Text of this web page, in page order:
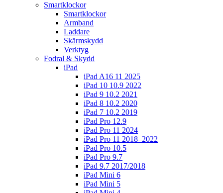
Smartklockor
Smartklockor
Armband
Laddare
Skärmskydd
Verktyg
Fodral & Skydd
iPad
iPad A16 11 2025
iPad 10 10.9 2022
iPad 9 10.2 2021
iPad 8 10.2 2020
iPad 7 10.2 2019
iPad Pro 12.9
iPad Pro 11 2024
iPad Pro 11 2018–2022
iPad Pro 10.5
iPad Pro 9.7
iPad 9.7 2017/2018
iPad Mini 6
iPad Mini 5